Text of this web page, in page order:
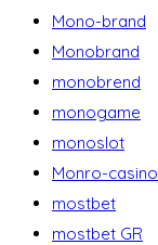
Mono-brand
Monobrand
monobrend
monogame
monoslot
Monro-casino
mostbet
mostbet GR